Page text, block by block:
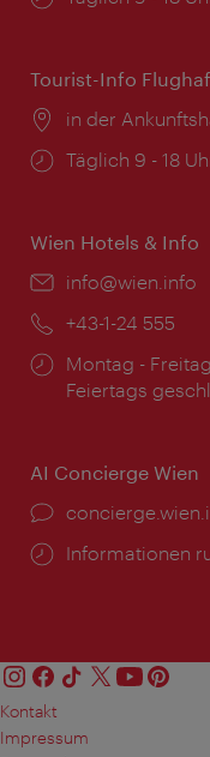
Tourist-Info
Ort:
in der
Öffnungszeiten:
Täglich 9 - 18
Wien Hotels & Info
Email:
info@wien.info
Telefon:
+43-1-24 555
Öffnungszeiten:
Montag -
Feiertags
AI Concierge Wien
Ort:
Öffnungszeiten:
Informationen
Kontakt
Impressum